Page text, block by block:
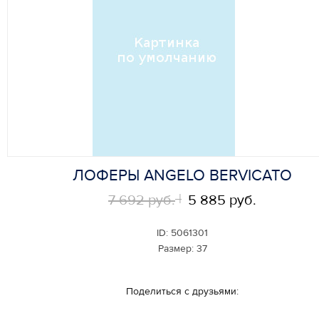
ЛОФЕРЫ ANGELO BERVICATO
ID: 5061301
Размер: 37
7 692 руб. 5 885 руб.
Поделиться с друзьями: